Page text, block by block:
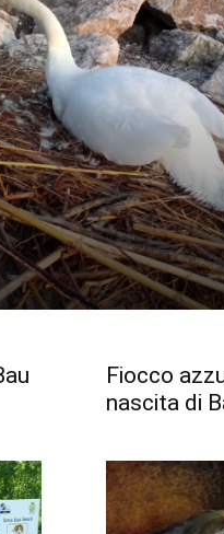
Fiocco
nascita di